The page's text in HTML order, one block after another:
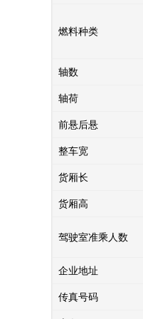
燃料种类
轴数
轴荷
前悬后悬
整车宽
货厢长
货厢高
驾驶室准乘人数
企业地址
传真号码